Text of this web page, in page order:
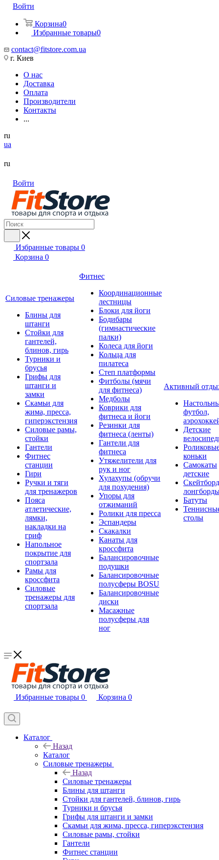
Войти
Корзина0
Избранные товары0
contact@fitstore.com.ua
г. Киев
О нас
Доставка
Оплата
Производители
Контакты
...
ru
ua
ru
Войти
Избранные товары 0
Корзина 0
Силовые тренажеры
Блины для
штанги
Стойки для
гантелей,
блинов, гирь
Турники и
брусья
Грифы для
штанги и
замки
Скамьи для
жима, пресса,
гиперэкстензия
Силовые рамы,
стойки
Гантели
Фитнес
станции
Гири
Ручки и тяги
для тренажеров
Пояса
атлетические,
лямки,
накладки на
гриф
Напольное
покрытие для
спортзала
Рамы для
кроссфита
Силовые
тренажеры для
спортзала
Фитнес
Координационные
лестницы
Блоки для йоги
Бодибары
(гимнастические
палки)
Колеса для йоги
Кольца для
пилатеса
Степ платформы
Фитболы (мячи
для фитнеса)
Медболы
Коврики для
фитнеса и йоги
Резинки для
фитнеса (ленты)
Гантели для
фитнеса
Утяжелители для
рук и ног
Хулахупы (обручи
для похудения)
Упоры для
отжиманий
Ролики для пресса
Эспандеры
Скакалки
Канаты для
кроссфита
Балансировочные
подушки
Балансировочные
полусферы BOSU
Балансировочные
диски
Масажные
полусферы для
ног
Активный
футбол,
Детские
коньки
Самокаты
детские
Батуты
столы
Избранные товары 0 Корзина 0
Каталог
Назад
Каталог
Силовые тренажеры
Назад
Силовые тренажеры
Блины для штанги
Стойки для гантелей, блинов, гирь
Турники и брусья
Грифы для штанги и замки
Скамьи для жима, пресса, гиперэкстензия
Силовые рамы, стойки
Гантели
Фитнес станции